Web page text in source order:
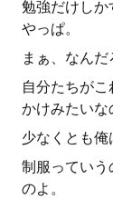
勉強だけしか
やっぱ。
まぁ、なんだ
自分たちが
かけみたいな
少なくとも俺
制服っていう
のよ。